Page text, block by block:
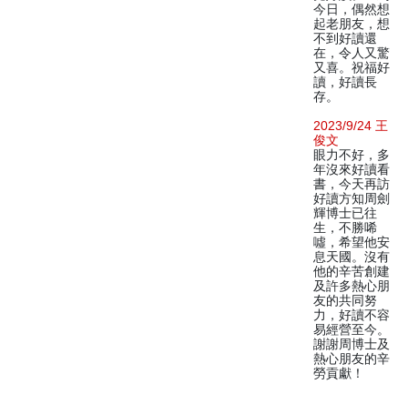
今日，偶然想
起老朋友，想
不到好讀還
在，令人又驚
又喜。祝福好
讀，好讀長
存。
2023/9/24 王
俊文
眼力不好，多
年沒來好讀看
書，今天再訪
好讀方知周劍
輝博士已往
生，不勝唏
噓，希望他安
息天國。沒有
他的辛苦創建
及許多熱心朋
友的共同努
力，好讀不容
易經營至今。
謝謝周博士及
熱心朋友的辛
勞貢獻！